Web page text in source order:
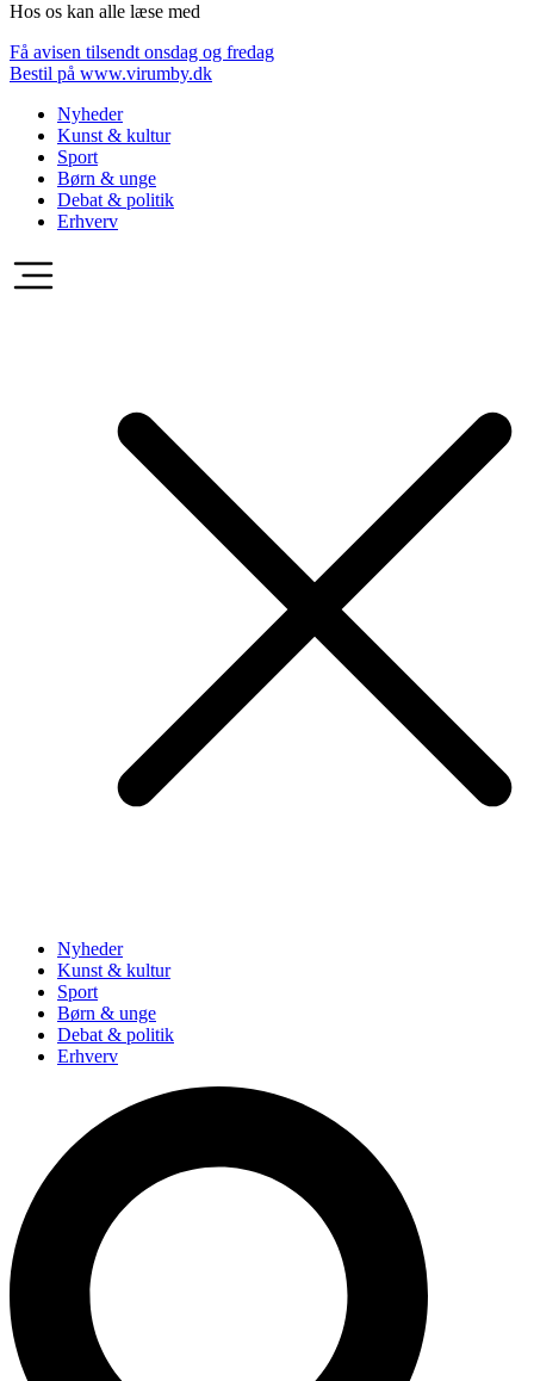
Hos os kan alle læse med
Få avisen tilsendt onsdag og fredag
Bestil på www.virumby.dk
Nyheder
Kunst & kultur
Sport
Børn & unge
Debat & politik
Erhverv
Nyheder
Kunst & kultur
Sport
Børn & unge
Debat & politik
Erhverv